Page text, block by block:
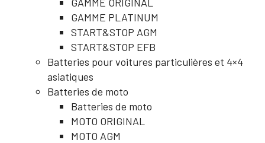
GAMME PLATINUM
START&STOP AGM
START&STOP EFB
Batteries pour voitures particulières et 4×4
asiatiques
Batteries de moto
Batteries de moto
MOTO ORIGINAL
MOTO AGM